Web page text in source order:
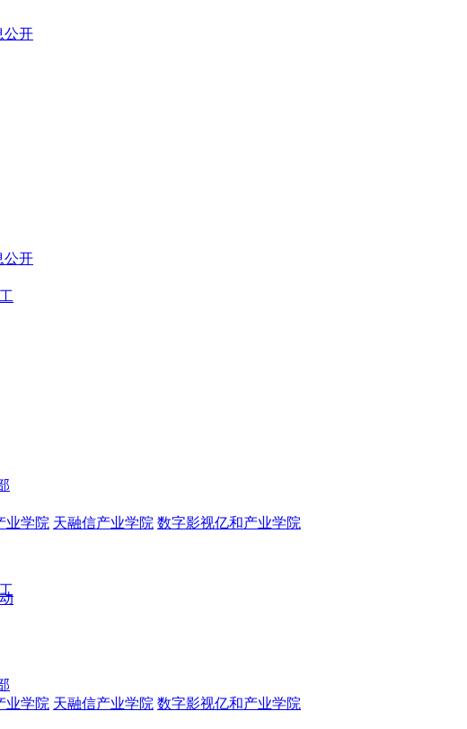
公开
公开
业学院 天融信产业学院 数字影视亿和产业学院
业学院 天融信产业学院 数字影视亿和产业学院